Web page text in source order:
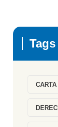
Tags
CARTA